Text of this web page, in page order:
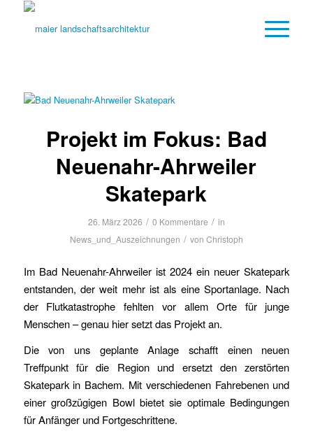
Projekt im Fokus: Bad
Neuenahr-Ahrweiler
Skatepark
26. März 2026 / 0 Kommentare / in
News_und_Auszeichnungen / von Christoph
Im Bad Neuenahr-Ahrweiler ist 2024 ein neuer Skatepark
entstanden, der weit mehr ist als eine Sportanlage. Nach
der Flutkatastrophe fehlten vor allem Orte für junge
Menschen – genau hier setzt das Projekt an.
Die von uns geplante Anlage schafft einen neuen
Treffpunkt für die Region und ersetzt den zerstörten
Skatepark in Bachem. Mit verschiedenen Fahrebenen und
einer großzügigen Bowl bietet sie optimale Bedingungen
für Anfänger und Fortgeschrittene.